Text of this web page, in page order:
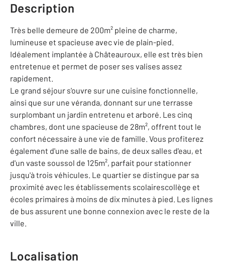
Description
Très belle demeure de 200m² pleine de charme,
lumineuse et spacieuse avec vie de plain-pied.
Idéalement implantée à Châteauroux, elle est très bien
entretenue et permet de poser ses valises assez
rapidement.
Le grand séjour s'ouvre sur une cuisine fonctionnelle,
ainsi que sur une véranda, donnant sur une terrasse
surplombant un jardin entretenu et arboré. Les cinq
chambres, dont une spacieuse de 28m², offrent tout le
confort nécessaire à une vie de famille. Vous profiterez
également d'une salle de bains, de deux salles d'eau, et
d'un vaste soussol de 125m², parfait pour stationner
jusqu'à trois véhicules. Le quartier se distingue par sa
proximité avec les établissements scolairescollège et
écoles primaires à moins de dix minutes à pied. Les lignes
de bus assurent une bonne connexion avec le reste de la
ville.
Localisation